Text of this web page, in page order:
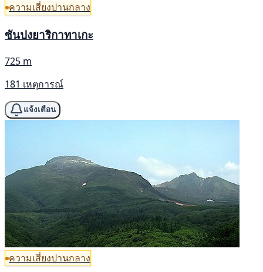
ความเสี่ยงปานกลาง
ซันปงยาริกาทาเกะ
725 m
181 เหตุการณ์
แจ้งเตือน
ความเสี่ยงปานกลาง